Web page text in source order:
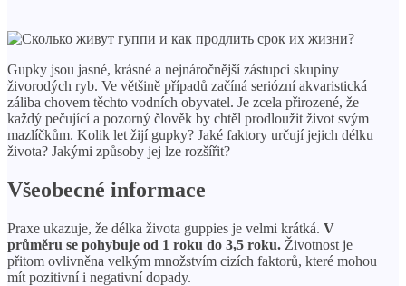
Gupky jsou jasné, krásné a nejnáročnější zástupci skupiny
živorodých ryb. Ve většině případů začíná seriózní akvaristická
záliba chovem těchto vodních obyvatel. Je zcela přirozené, že
každý pečující a pozorný člověk by chtěl prodloužit život svým
mazlíčkům. Kolik let žijí gupky? Jaké faktory určují jejich délku
života? Jakými způsoby jej lze rozšířit?
Všeobecné informace
Praxe ukazuje, že délka života guppies je velmi krátká. V
průměru se pohybuje od 1 roku do 3,5 roku. Životnost je
přitom ovlivněna velkým množstvím cizích faktorů, které mohou
mít pozitivní i negativní dopady.